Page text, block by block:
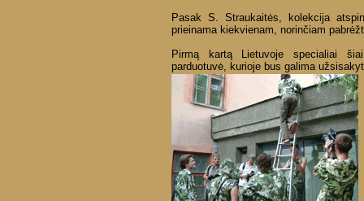
Pasak S. Straukaitės, kolekcija
prieinama kiekvienam, norinčiam
Pirmą kartą Lietuvoje specialiai
parduotuvė, kurioje bus galima